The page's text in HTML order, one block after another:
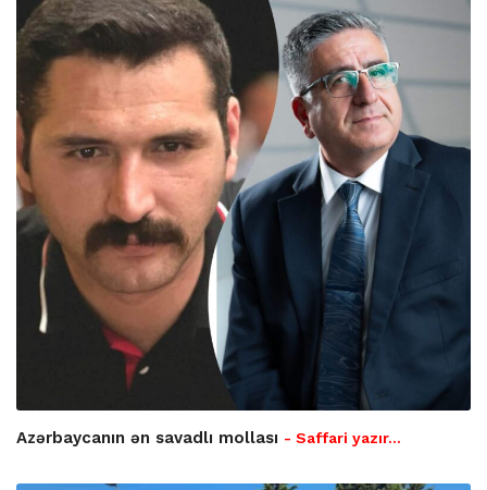
Azərbaycanın ən savadlı mollası - Saffari yazır…